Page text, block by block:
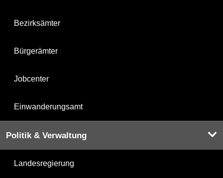
Bezirksämter
Bürgerämter
Jobcenter
Einwanderungsamt
Politik & Verwaltung
Landesregierung